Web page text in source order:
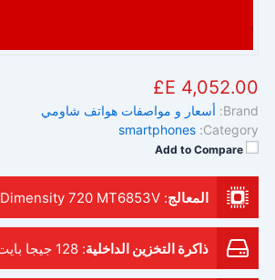
4,052.00 E£
Brand: أسعار و مواصفات هواتف شاومي
Category:
smartphones
Add to Compare
المعالج:
Dimensity 720 MT6853V
ذاكرة التخزين الداخلية: 128 جيجا بايت